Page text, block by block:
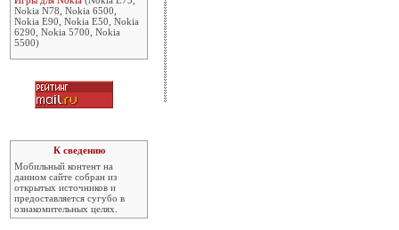
Nokia N78, Nokia 6500,
Nokia E90, Nokia E50, Nokia
6290, Nokia 5700, Nokia
5500)
К сведению
Мобильный контент на
данном сайте собран из
открытых источников и
предоставляется сугубо в
ознакомительных целях.